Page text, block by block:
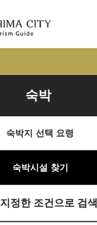
숙박
숙박지 선택 요령
숙박시설 찾기
지정한 조건으로 검색